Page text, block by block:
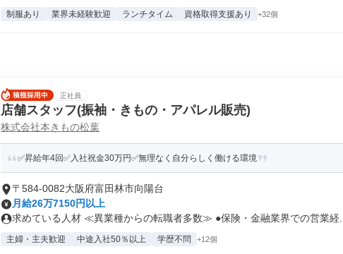
制服あり 業界未経験歓迎 ランチタイム 資格取得支援あり +32個
正社員
店舗スタッフ(振袖・きもの・アパレル販売)
株式会社本きもの松葉
✅昇給年4回✅入社祝金30万円✅無理なく自分らしく働ける環境
〒584-0082大阪府富田林市向陽台
月給26万7150円以上
求めている人材 ≪異業種からの転職者多数≫ ●保険・金融業界での営業経...
主婦・主夫歓迎 中途入社50％以上 学歴不問 +12個